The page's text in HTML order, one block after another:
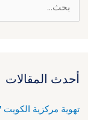
ل
ث
ن
أحدث المقالات
تهوية مركزية الكويت 66568837 – الري – شركة تهوية مركزية